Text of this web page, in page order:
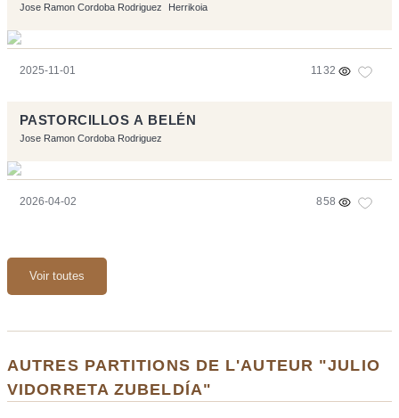
Jose Ramon Cordoba Rodriguez Herrikoia
2025-11-01 1132
PASTORCILLOS A BELÉN
Jose Ramon Cordoba Rodriguez
2026-04-02 858
Voir toutes
AUTRES PARTITIONS DE L'AUTEUR "JULIO
VIDORRETA ZUBELDÍA"